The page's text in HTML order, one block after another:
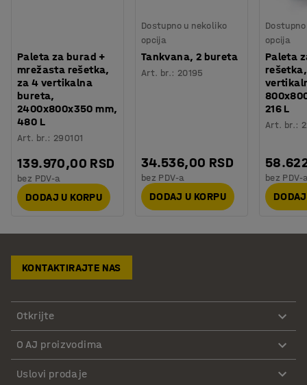
Paleta za burad +
mrežasta rešetka,
za 4 vertikalna
bureta,
2400x800x350 mm,
480 L
Art. br.: 290101
139.970,00 RSD
bez PDV-a
DODAJ U KORPU
Dostupno u nekoliko
opcija
Tankvana, 2 bureta
Art. br.: 20195
34.536,00 RSD
bez PDV-a
DODAJ U KORPU
opcija
Paleta
rešetka,
216 L
Art. br.:
bez PDV-
KONTAKTIRAJTE NAS
Otkrijte
O AJ proizvodima
Uslovi prodaje